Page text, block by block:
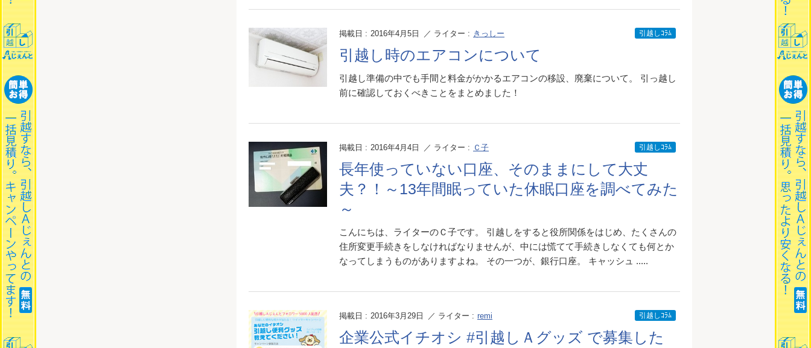
掲載日 : 2016年4月5日 ／ ライター : きっしー 引越しｺﾗﾑ
引越し時のエアコンについて
引越し準備の中でも手間と料金がかかるエアコンの移設、廃棄について。 引っ越し
前に確認しておくべきことをまとめました！
掲載日 : 2016年4月4日 ／ ライター : Ｃ子 引越しｺﾗﾑ
長年使っていない口座、そのままにして大丈
夫？！～13年間眠っていた休眠口座を調べてみた
～
こんにちは、ライターのＣ子です。 引越しをすると役所関係をはじめ、たくさんの
住所変更手続きをしなければなりませんが、中には慌てて手続きしなくても何とか
なってしまうものがありますよね。 その一つが、銀行口座。 キャッシュ .....
掲載日 : 2016年3月29日 ／ ライター : remi 引越しｺﾗﾑ
企業公式イチオシ #引越しＡグッズ で募集した